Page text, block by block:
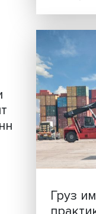
Количество
всей